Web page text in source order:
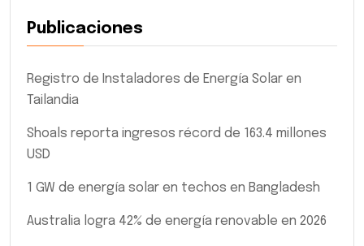
Publicaciones
Registro de Instaladores de Energía Solar en
Tailandia
Shoals reporta ingresos récord de 163.4 millones
USD
1 GW de energía solar en techos en Bangladesh
Australia logra 42% de energía renovable en 2026